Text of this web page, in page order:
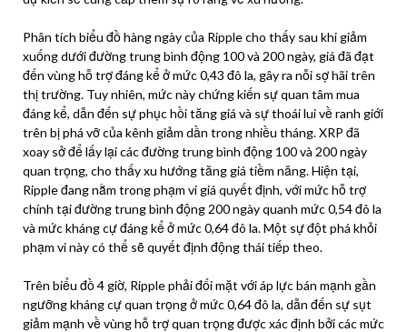
Phân tích biểu đồ hàng ngày của Ripple cho thấy sau khi giảm
xuống dưới đường trung bình động 100 và 200 ngày, giá đã đạt
đến vùng hỗ trợ đáng kể ở mức 0,43 đô la, gây ra nỗi sợ hãi trên
thị trường. Tuy nhiên, mức này chứng kiến ​​sự quan tâm mua
đáng kể, dẫn đến sự phục hồi tăng giá và sự thoái lui về ranh giới
trên bị phá vỡ của kênh giảm dần trong nhiều tháng. XRP đã
xoay sở để lấy lại các đường trung bình động 100 và 200 ngày
quan trọng, cho thấy xu hướng tăng giá tiềm năng. Hiện tại,
Ripple đang nằm trong phạm vi giá quyết định, với mức hỗ trợ
chính tại đường trung bình động 200 ngày quanh mức 0,54 đô la
và mức kháng cự đáng kể ở mức 0,64 đô la. Một sự đột phá khỏi
phạm vi này có thể sẽ quyết định động thái tiếp theo.
Trên biểu đồ 4 giờ, Ripple phải đối mặt với áp lực bán mạnh gần
ngưỡng kháng cự quan trọng ở mức 0,64 đô la, dẫn đến sự sụt
giảm mạnh về vùng hỗ trợ quan trọng được xác định bởi các mức